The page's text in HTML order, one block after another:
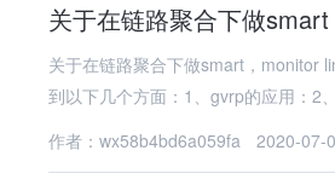
关于在链路聚合下做
关于在链路聚合下做smart，monitor
到以下几个方面：1、gvrp的应用：2
作者：wx58b4bd6a059fa
2020-07-